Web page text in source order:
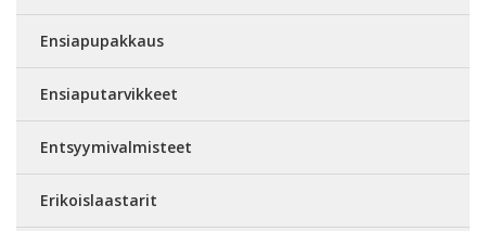
Ensiapupakkaus
Ensiaputarvikkeet
Entsyymivalmisteet
Erikoislaastarit